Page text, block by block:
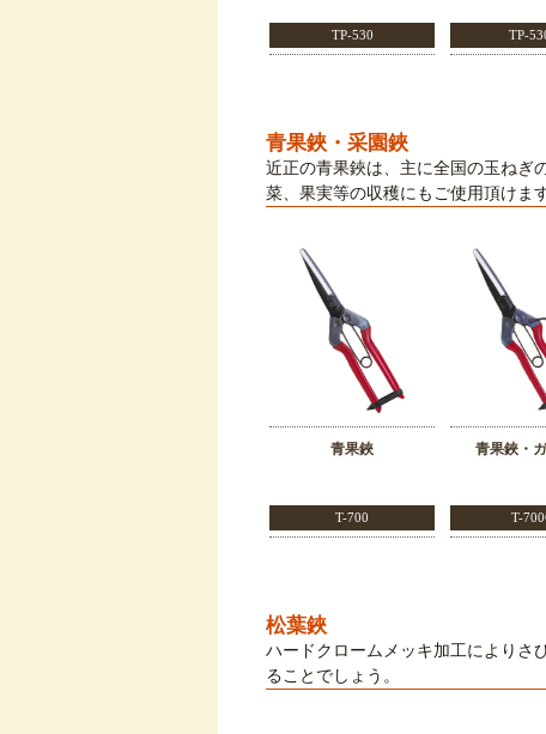
TP-530 TP-
青果鋏・采園鋏
近正の青果鋏は、主に全国の玉ねぎ
菜、果実等の収穫にもご使用頂けます
青果鋏
T-700
青果鋏・
T-
松葉鋏
ハードクロームメッキ加工によりさ
ることでしょう。